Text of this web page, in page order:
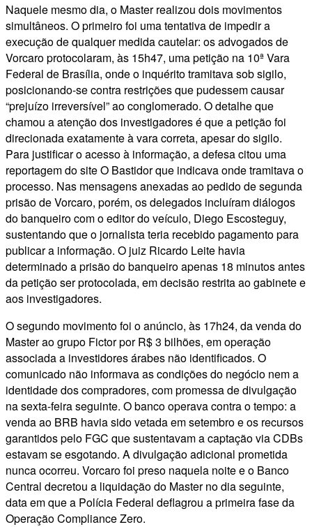
Naquele mesmo dia, o Master realizou dois movimentos
simultâneos. O primeiro foi uma tentativa de impedir a
execução de qualquer medida cautelar: os advogados de
Vorcaro protocolaram, às 15h47, uma petição na 10ª Vara
Federal de Brasília, onde o inquérito tramitava sob sigilo,
posicionando-se contra restrições que pudessem causar
“prejuízo irreversível” ao conglomerado. O detalhe que
chamou a atenção dos investigadores é que a petição foi
direcionada exatamente à vara correta, apesar do sigilo.
Para justificar o acesso à informação, a defesa citou uma
reportagem do site O Bastidor que indicava onde tramitava o
processo. Nas mensagens anexadas ao pedido de segunda
prisão de Vorcaro, porém, os delegados incluíram diálogos
do banqueiro com o editor do veículo, Diego Escosteguy,
sustentando que o jornalista teria recebido pagamento para
publicar a informação. O juiz Ricardo Leite havia
determinado a prisão do banqueiro apenas 18 minutos antes
da petição ser protocolada, em decisão restrita ao gabinete e
aos investigadores.
O segundo movimento foi o anúncio, às 17h24, da venda do
Master ao grupo Fictor por R$ 3 bilhões, em operação
associada a investidores árabes não identificados. O
comunicado não informava as condições do negócio nem a
identidade dos compradores, com promessa de divulgação
na sexta-feira seguinte. O banco operava contra o tempo: a
venda ao BRB havia sido vetada em setembro e os recursos
garantidos pelo FGC que sustentavam a captação via CDBs
estavam se esgotando. A divulgação adicional prometida
nunca ocorreu. Vorcaro foi preso naquela noite e o Banco
Central decretou a liquidação do Master no dia seguinte,
data em que a Polícia Federal deflagrou a primeira fase da
Operação Compliance Zero.